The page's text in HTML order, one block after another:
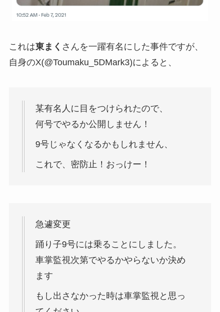
これは東まく さんを一躍有名にした事件ですが、
自身のX(@Toumaku_5DMark3)によると、
某有名人に目をつけられたので、
何号でやるか公開しません！
9号じゃなくなるかもしれません、
これで、密防止！おっけー！
急遽変更
踊り子9号には乗ることにしました。
車掌監視次第でやるかやらないか決め
ます
もし出さなかった時は車掌監視と思っ